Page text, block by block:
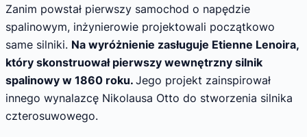
Zanim powstał pierwszy samochod o napędzie
spalinowym, inżynierowie projektowali początkowo
same silniki. Na wyróżnienie zasługuje Etienne Lenoira,
który skonstruował pierwszy wewnętrzny silnik
spalinowy w 1860 roku. Jego projekt zainspirował
innego wynalazcę Nikolausa Otto do stworzenia silnika
czterosuwowego.